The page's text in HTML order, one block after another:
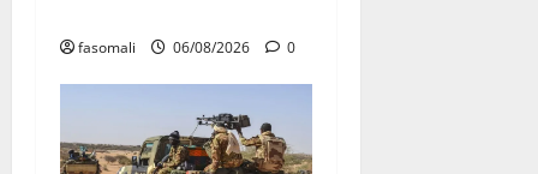
fasomali 06/08/2026 0